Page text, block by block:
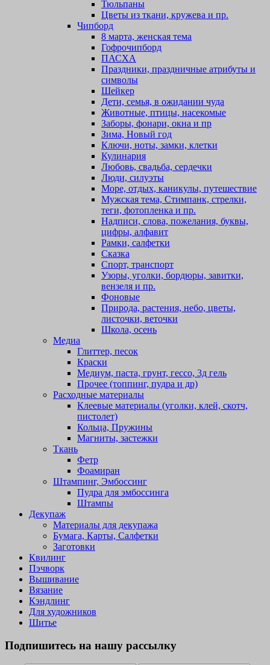
Тюльпаны
Цветы из ткани, кружева и пр.
Чипборд
8 марта, женская тема
Гофрочипборд
ПАСХА
Праздники, праздничные атрибуты и
символы
Шейкер
Дети, семья, в ожидании чуда
Животные, птицы, насекомые
Заборы, фонари, окна и пр
Зима, Новый год
Ключи, ноты, замки, клетки
Кулинария
Любовь, свадьба, сердечки
Люди, силуэты
Море, отдых, каникулы, путешествие
Мужская тема, Стимпанк, стрелки,
теги, фотопленка и пр.
Надписи, слова, пожелания, буквы,
цифры, алфавит
Рамки, салфетки
Сказка
Спорт, транспорт
Узоры, уголки, бордюры, завитки,
вензеля и пр.
Фоновые
Природа, растения, небо, цветы,
листочки, веточки
Школа, осень
Медиа
Глиттер, песок
Краски
Медиум, паста, грунт, гессо, 3д гель
Прочее (топпинг, пудра и др)
Расходные материалы
Клеевые материалы (уголки, клей, скотч,
пистолет)
Кольца, Пружины
Магниты, застежки
Ткань
Фетр
Фоамиран
Штампинг, Эмбоссинг
Пудра для эмбоссинга
Штампы
Декупаж
Материалы для декупажа
Бумага, Карты, Салфетки
Заготовки
Квилинг
Пэчворк
Вышивание
Вязание
Кэндлинг
Для художников
Шитье
Подпишитесь на нашу рассылку